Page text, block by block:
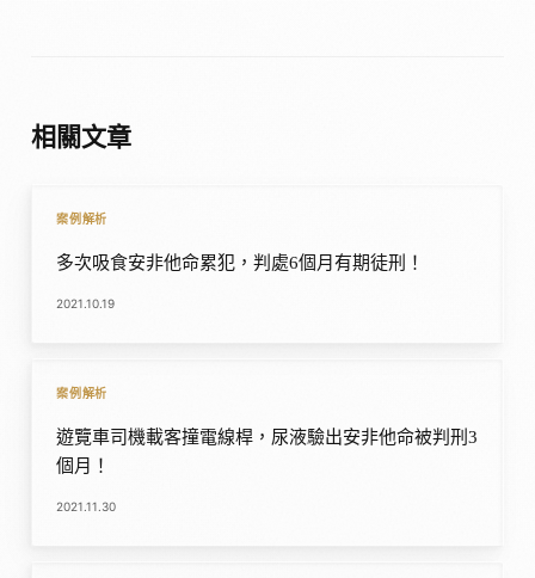
相關文章
案例解析
多次吸食安非他命累犯，判處6個月有期徒刑！
2021.10.19
案例解析
遊覽車司機載客撞電線桿，尿液驗出安非他命被判刑3
個月！
2021.11.30